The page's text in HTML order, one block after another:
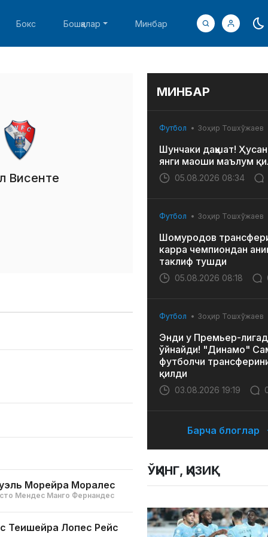
Бокс Бошқалар Минбар
Висенте
Морейра Моралес
Мендес Манго Фернандес
Теишейра Лопес Рейс
МИНБАР
Футбол Зоҳир Тошхўжаев
Шунчаки даҳшат!
янги маоши маълум
05.08.2026 08:34
Футбол Зоҳир Тошхўжаев
Шомуродов
карра чемпиондан
таклиф тушди
05.08.2026 08:18
Футбол Зоҳир Тошхўжаев
Энди у Премьер-
ўйнайди! "Динамо"
футболчи
қилди
03.08.2026 19:19
Барча блоглар
ЎҚИНГ, ҚИЗИҚ!